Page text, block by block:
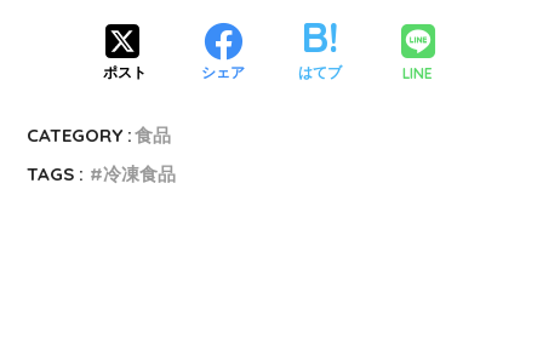
ポスト シェア はてブ LINE
CATEGORY :食品
TAGS :
冷凍食品